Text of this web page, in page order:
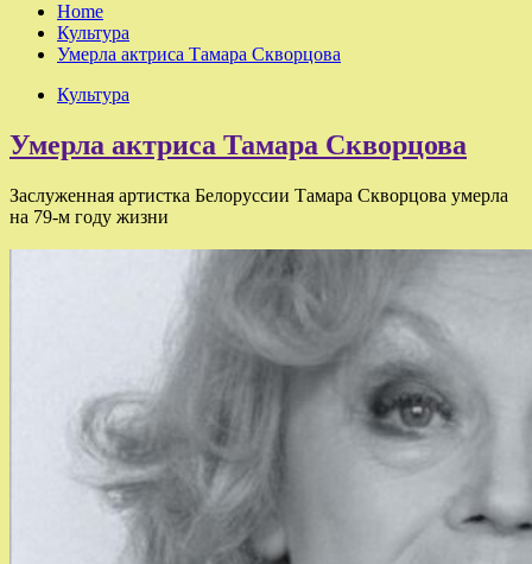
Home
Культура
Умерла актриса Тамара Скворцова
Культура
Умерла актриса Тамара Скворцова
Заслуженная артистка Белоруссии Тамара Скворцова умерла
на 79-м году жизни